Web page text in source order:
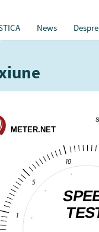
News Despre